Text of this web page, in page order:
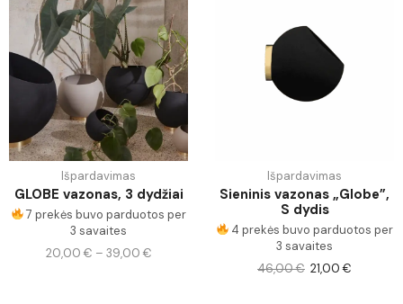
Išpardavimas
GLOBE vazonas, 3 dydžiai
7 prekės buvo parduotos per
3 savaites
20,00 € – 39,00 €
Išpardavimas
Sieninis vazonas „Globe”,
S dydis
4 prekės buvo parduotos per
3 savaites
46,00€ 21,00€